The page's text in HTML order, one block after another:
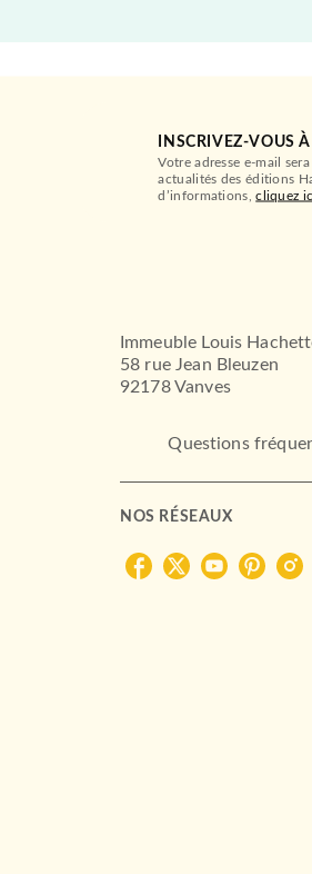
INSCRIVEZ-VOUS
Votre adresse e-mail
actualités des éditions
d’informations,cliquez
Immeuble Louis
58 rue Jean Bleuzen
92178 Vanves
Questions
NOS RÉSEAUX